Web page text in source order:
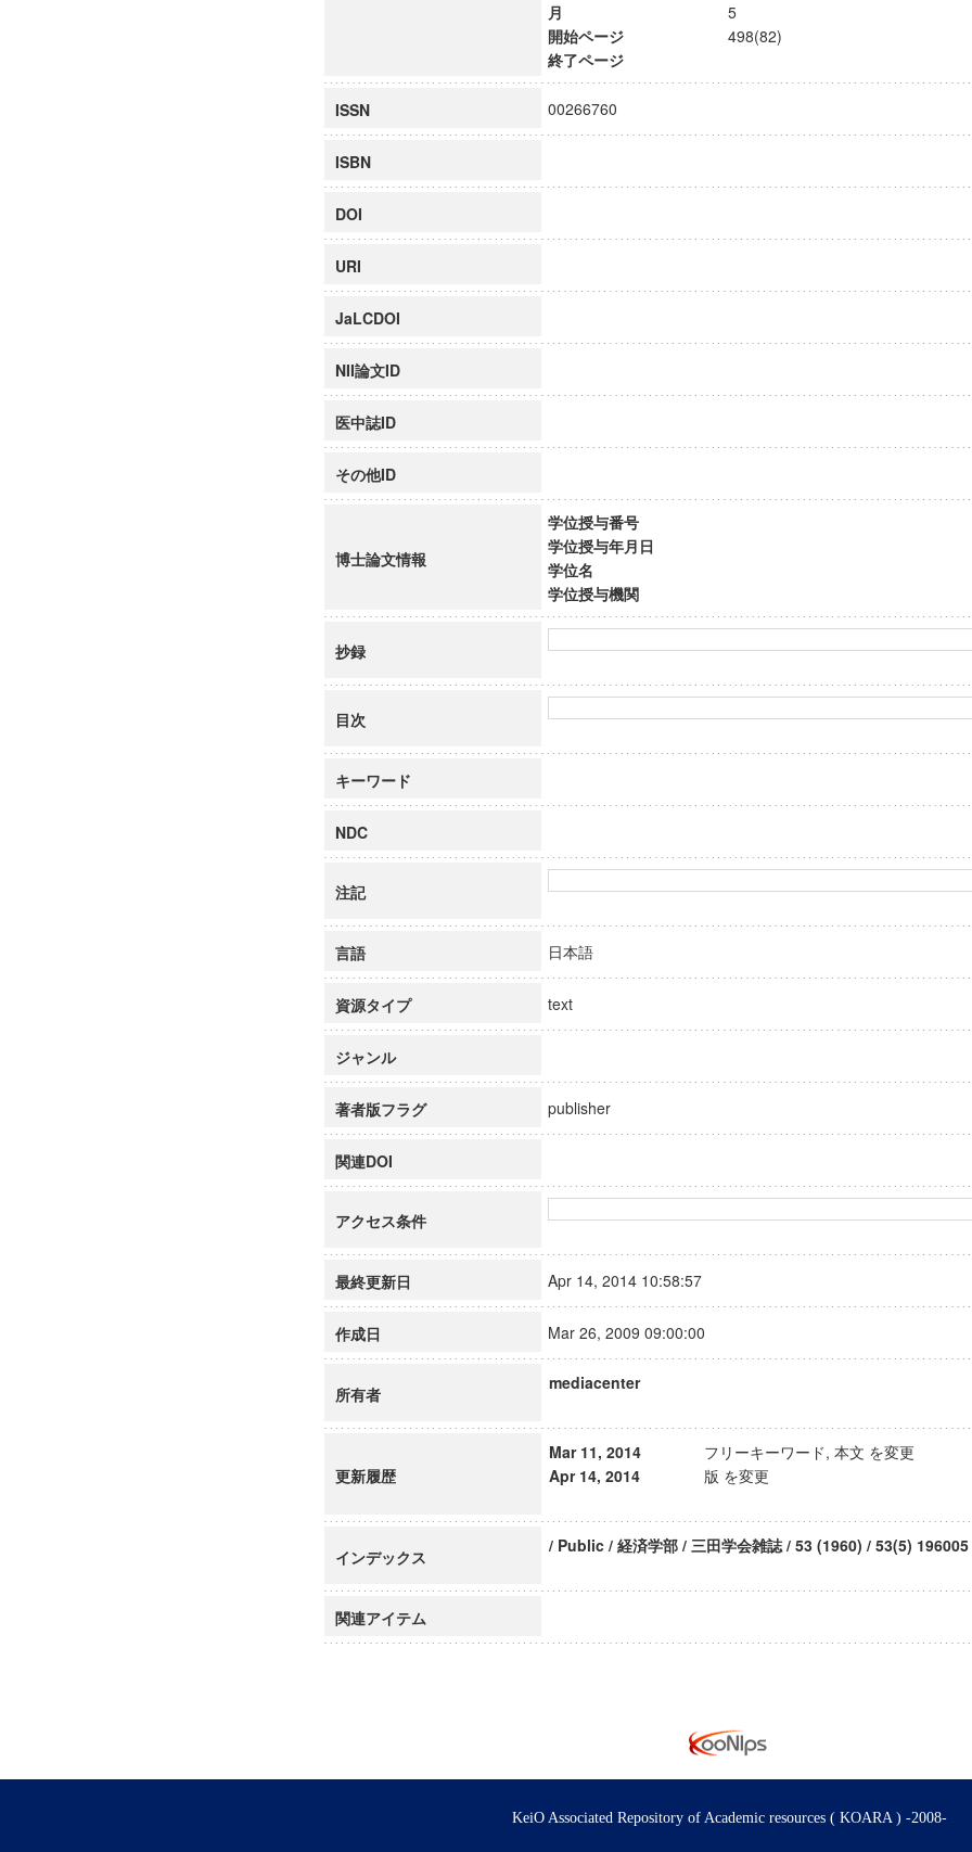
月
5
開始ページ
498(82)
終了ページ
ISSN 00266760
ISBN
DOI
URI
JaLCDOI
NII論文ID
医中誌ID
その他ID
博士論文情報
学位授与番号
学位授与年月日
学位名
学位授与機関
抄録
目次
キーワード
NDC
注記
言語 日本語
資源タイプ text
ジャンル
著者版フラグ publisher
関連DOI
アクセス条件
最終更新日 Apr 14, 2014 10:58:57
作成日 Mar 26, 2009 09:00:00
所有者
mediacenter
更新履歴
Mar 11, 2014
フリーキーワード, 本文 を変更
Apr 14, 2014
版 を変更
インデックス
/ Public / 経済学部 / 三田学会雑誌 / 53 (1960) / 53(5) 196005
関連アイテム
KeiO Associated Repository of Academic resources ( KOARA ) -2008-